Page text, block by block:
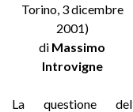
Torino, 3 dicembre
2001)
di Massimo
Introvigne
La questione del